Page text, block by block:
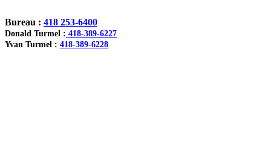
Bureau : 418 253-6400
Donald Turmel : 418-389-6227
Yvan Turmel : 418-389-6228